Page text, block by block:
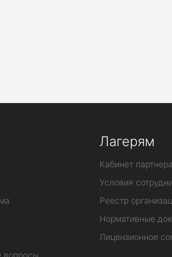
в Санкт-Петербурге
вопросы
Лагерям
Кабинет партнера
Условия
Реестр
Нормативные
Лицензионное